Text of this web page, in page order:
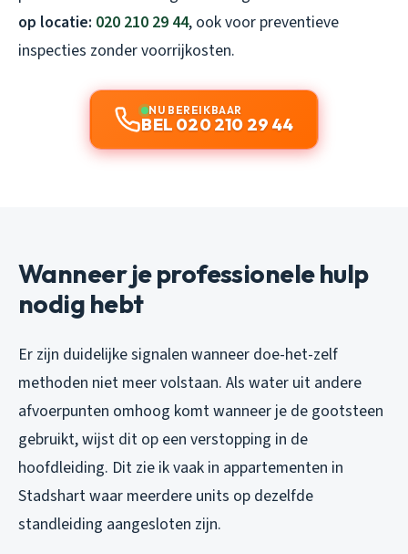
op locatie: 020 210 29 44, ook voor preventieve
inspecties zonder voorrijkosten.
NU BEREIKBAAR
BEL 020 210 29 44
Wanneer je professionele hulp
nodig hebt
Er zijn duidelijke signalen wanneer doe-het-zelf
methoden niet meer volstaan. Als water uit andere
afvoerpunten omhoog komt wanneer je de gootsteen
gebruikt, wijst dit op een verstopping in de
hoofdleiding. Dit zie ik vaak in appartementen in
Stadshart waar meerdere units op dezelfde
standleiding aangesloten zijn.